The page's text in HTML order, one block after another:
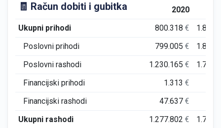
🧾 Račun dobiti i gubitka
2020
Ukupni prihodi
800.318€
Poslovni prihodi
799.005€
Poslovni rashodi
1.230.165€
Financijski prihodi
1.313€
Financijski rashodi
47.637€
Ukupni rashodi
1.277.802€